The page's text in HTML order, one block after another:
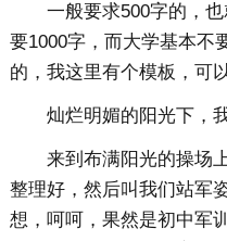
一般要求500字的，
要1000字，而大学基本不
的，我这里有个模板，可
灿烂明媚的阳光下，
来到布满阳光的操场
整理好，然后叫我们站军
想，呵呵，果然是初中军